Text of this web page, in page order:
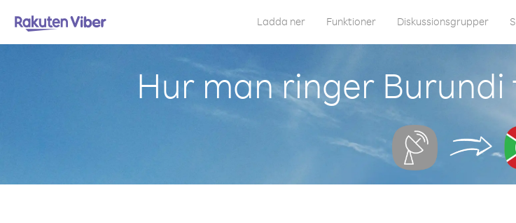
Ladda ner Funktioner Diskussionsgrupper
Hur man ringer